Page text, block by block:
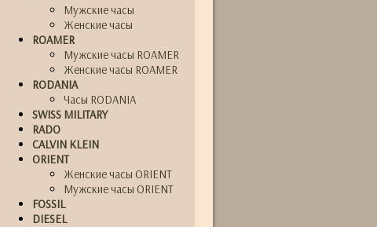
Мужские часы
Женские часы
ROAMER
Мужские часы ROAMER
Женские часы ROAMER
RODANIA
Часы RODANIA
SWISS MILITARY
RADO
CALVIN KLEIN
ORIENT
Женские часы ORIENT
Мужские часы ORIENT
FOSSIL
DIESEL